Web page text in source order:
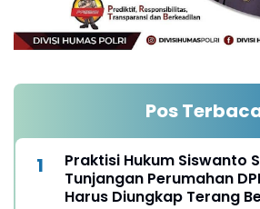
Pos
Praktisi Hukum Siswanto
Tunjangan Perumahan
Harus Diungkap Terang